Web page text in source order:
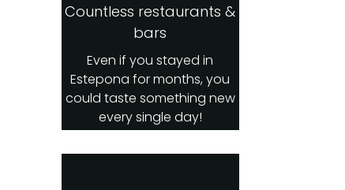
Countless restaurants &
bars
Even if you stayed in
Estepona for months, you
could taste something new
every single day!